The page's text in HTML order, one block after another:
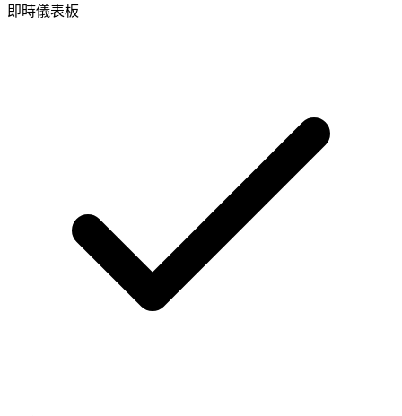
即時儀表板